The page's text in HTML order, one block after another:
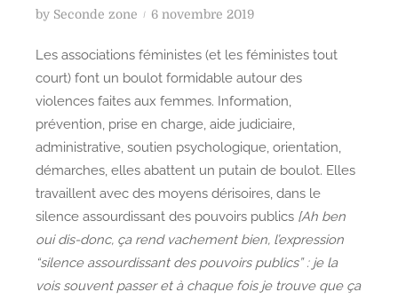
by Seconde zone
P
s
t
e
d
o
n
6 novembre 2019
Les associations féministes (et les féministes tout
court) font un boulot formidable autour des
violences faites aux femmes. Information,
prévention, prise en charge, aide judiciaire,
administrative, soutien psychologique, orientation,
démarches, elles abattent un putain de boulot. Elles
travaillent avec des moyens dérisoires, dans le
silence assourdissant des pouvoirs publics [Ah ben
oui dis-donc, ça rend vachement bien, l’expression
“silence assourdissant des pouvoirs publics” : je la
vois souvent passer et à chaque fois je trouve que ça